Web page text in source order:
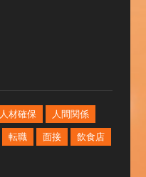
人材確保
人間関係
転職 面接 飲食店